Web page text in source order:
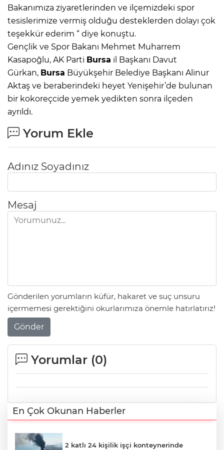
Bakanımıza ziyaretlerinden ve ilçemizdeki spor
tesislerimize vermiş olduğu desteklerden dolayı çok
teşekkür ederim “ diye konuştu.
Gençlik ve Spor Bakanı Mehmet Muharrem
Kasapoğlu, AK Parti Bursa il Başkanı Davut
Gürkan, Bursa Büyükşehir Belediye Başkanı Alinur
Aktaş ve beraberindeki heyet Yenişehir’de bulunan
bir kokoreçcide yemek yedikten sonra ilçeden
ayrıldı.
Yorum Ekle
Adınız Soyadınız
Mesaj
Gönderilen yorumların küfür, hakaret ve suç unsuru
içermemesi gerektiğini okurlarımıza önemle hatırlatırız!
Gönder
Yorumlar (0)
En Çok Okunan Haberler
2 katlı 24 kişilik işçi konteynerinde